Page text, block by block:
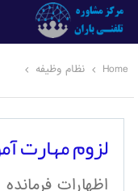
Home نظام وظیفه
لزوم مهارت
اظهارات